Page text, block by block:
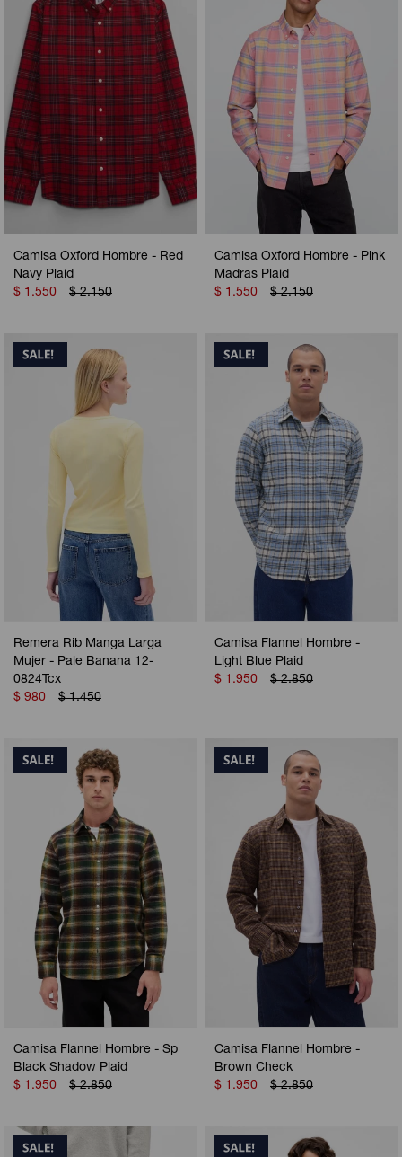
Camisa Oxford Hombre - Red
Navy Plaid
$ 1.550 $ 2.150
Camisa Oxford Hombre - Pink
Madras Plaid
$ 1.550 $ 2.150
Remera Rib Manga Larga
Mujer - Pale Banana 12-
0824Tcx
$ 980 $ 1.450
Camisa Flannel Hombre -
Light Blue Plaid
$ 1.950 $ 2.850
Camisa Flannel Hombre - Sp
Black Shadow Plaid
$ 1.950 $ 2.850
Camisa Flannel Hombre -
Brown Check
$ 1.950 $ 2.850
Camperas
Musculosas
Shorts
Vestidos y polleras
Pijamas
Calzas
Camperas
Chalecos
Shorts
Ropa interior
Polos
Camperas
Chalecos
Ropa interior
Pijamas
Camperas
Pijamas
Sets
Sets